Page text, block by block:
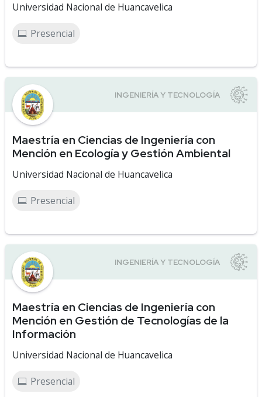
Universidad Nacional de Huancavelica
Presencial
Maestría en Ciencias de Ingeniería con
Mención en Ecología y Gestión Ambiental
Universidad Nacional de Huancavelica
Presencial
Maestría en Ciencias de Ingeniería con
Mención en Gestión de Tecnologías de la
Información
Universidad Nacional de Huancavelica
Presencial